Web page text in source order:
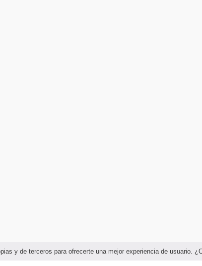
y de terceros para ofrecerte una mejor experiencia de usuario.